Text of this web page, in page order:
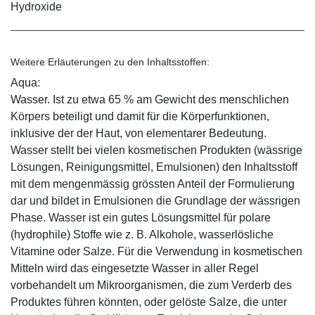
Hydroxide
Weitere Erläuterungen zu den Inhaltsstoffen:
Aqua:
Wasser. Ist zu etwa 65 % am Gewicht des menschlichen
Körpers beteiligt und damit für die Körperfunktionen,
inklusive der der Haut, von elementarer Bedeutung.
Wasser stellt bei vielen kosmetischen Produkten (wässrige
Lösungen, Reinigungsmittel, Emulsionen) den Inhaltsstoff
mit dem mengenmässig grössten Anteil der Formulierung
dar und bildet in Emulsionen die Grundlage der wässrigen
Phase. Wasser ist ein gutes Lösungsmittel für polare
(hydrophile) Stoffe wie z. B. Alkohole, wasserlösliche
Vitamine oder Salze. Für die Verwendung in kosmetischen
Mitteln wird das eingesetzte Wasser in aller Regel
vorbehandelt um Mikroorganismen, die zum Verderb des
Produktes führen könnten, oder gelöste Salze, die unter